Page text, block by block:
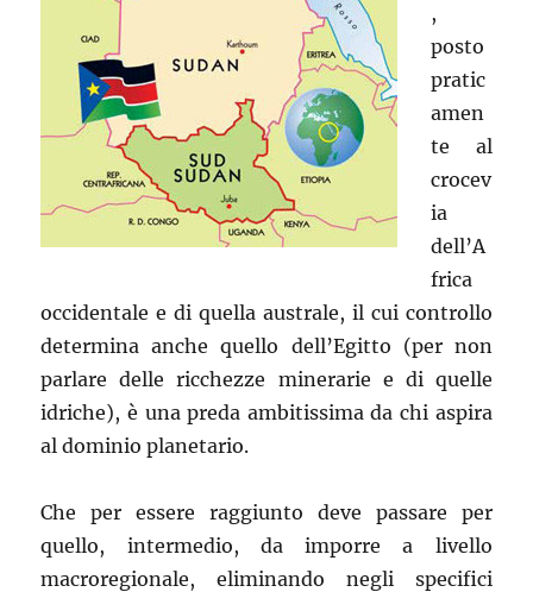
,
posto
pratic
amen
te al
crocev
ia
dell’A
frica
occidentale e di quella australe, il cui controllo
determina anche quello dell’Egitto (per non
parlare delle ricchezze minerarie e di quelle
idriche), è una preda ambitissima da chi aspira
al dominio planetario.
Che per essere raggiunto deve passare per
quello, intermedio, da imporre a livello
macroregionale, eliminando negli specifici